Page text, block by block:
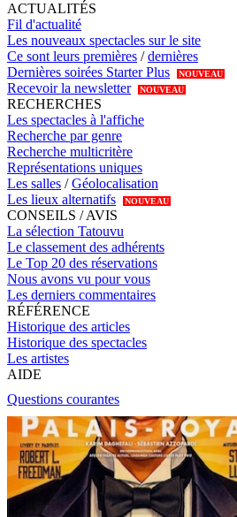
ACTUALITÉS
Fil d'actualité
Les nouveaux spectacles sur le site
Ce sont leurs premières /dernières
Dernières soirées Starter Plus
NOUVEAU
Recevoir la newsletter NOUVEAU
RECHERCHES
Les spectacles à l'affiche
Recherche par genre
Recherche multicritère
Représentations uniques
Les salles /Géolocalisation
Les lieux alternatifs
NOUVEAU
CONSEILS / AVIS
La sélection Tatouvu
Le classement des adhérents
Le Top 20 des réservations
Nous avons vu pour vous
Les derniers commentaires
RÉFÉRENCE
Historique des articles
Historique des spectacles
Les artistes
AIDE
Questions courantes